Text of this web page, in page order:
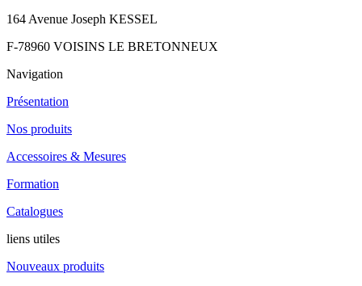
164 Avenue Joseph KESSEL
F-78960 VOISINS LE BRETONNEUX
Navigation
Présentation
Nos produits
Accessoires & Mesures
Formation
Catalogues
liens utiles
Nouveaux produits